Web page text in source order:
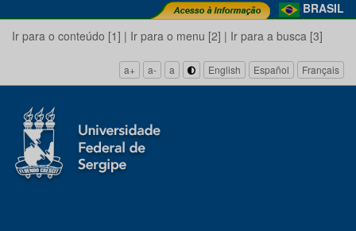
BRASIL
Ir para o conteúdo [1] | Ir para o menu [2] | Ir para a busca [3]
a+ a- a English Español Français